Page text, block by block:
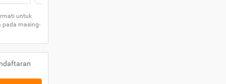
untuk
pada masing-